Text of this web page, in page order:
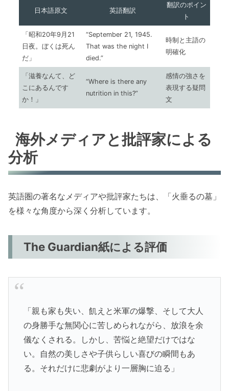
日本語原文 英語翻訳
翻訳のポイン
ト
「昭和20年9月21
日夜。ぼくは死ん
だ」
“September 21, 1945.
That was the night I
died.”
時制と主語の
明確化
「滋養なんて、ど
こにあるんです
か！」
“Where is there any
nutrition in this?”
感情の強さを
表現する疑問
文
海外メディアと批評家による
分析
英語圏の著名なメディアや批評家たちは、「火垂るの墓」
を様々な角度から深く分析しています。
The Guardian紙による評価
「親も家も失い、飢えと米軍の爆撃、そして大人
の身勝手な無関心に苦しめられながら、放浪を余
儀なくされる。しかし、苦悩と絶望だけではな
い。自然の美しさや子供らしい喜びの瞬間もあ
る。それだけに悲劇がより一層胸に迫る」